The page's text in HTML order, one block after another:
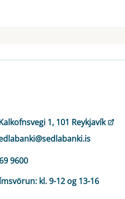
1, 101 Reykjavík
9600
kl. 9-12 og 13-16